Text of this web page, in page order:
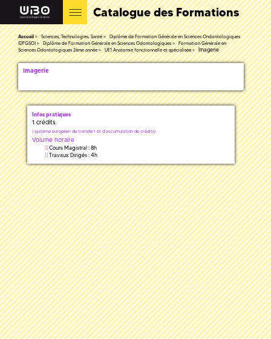
Catalogue des Formations
Accueil Sciences, Technologies, Santé
Diplôme de Formation Générale en Sciences Ondontologiques
(DFGSO)
Diplôme de Formation Générale en Sciences Odontologiques
Formation Générale en
Sciences Odontologiques 2ème année
UE1 Anatomie fonctionnelle et spécialisée Imagerie
Imagerie
Infos pratiques
1 crédits
( système européen de transfert et d'accumulation de crédits)
Volume horaire
Cours Magistral : 8h
Travaux Dirigés : 4h